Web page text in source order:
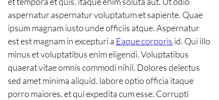
aspernatur aspernatur voluptatum et sapiente. Quae
ipsum magnam iusto unde officiis atque. Aspernatur
est est magnam in excepturi a Eaque corporis id. Qui illo
minus et voluptatibus enim eligendi. Voluptatibus
quaerat vitae omnis commodi nihil. Dolores delectus
sed amet minima aliquid. labore optio officia itaque
porro maiores. et qui expedita cum esse. Corrupti